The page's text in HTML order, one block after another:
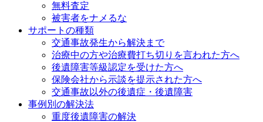
無料査定
被害者をナメるな
サポートの種類
交通事故発生から解決まで
治療中の方や治療費打ち切りを言われた方へ
後遺障害等級認定を受けた方へ
保険会社から示談を提示された方へ
交通事故以外の後遺症・後遺障害
事例別の解決法
重度後遺障害の解決